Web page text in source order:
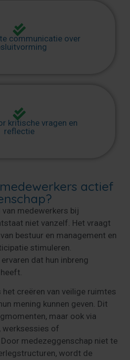
communicatie over
kritische vragen en
reflectie
actief
medewerkers bij
niet vanzelf. Het vraagt
bestuur en management en
stimuleren.
dat hun inbreng
het creëren van veilige ruimtes
mening kunnen geven. Dit
maar ook via
werksessies of
medezeggenschap niet te
wordt de